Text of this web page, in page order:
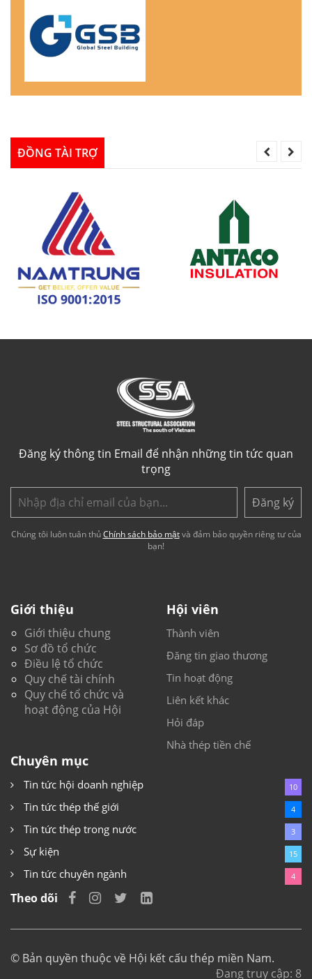
ĐỒNG TÀI TRỢ
Đăng ký thông tin Email để nhận những tin tức quan
trọng
Đăng ký
Chúng tôi luôn tuân thủChính sách bảo mậtvà đảm bảo quyền riêng tư của
bạn!
Giới thiệu
Giới thiệu chung
Sơ đồ tổ chức
Điều lệ tổ chức
Quy chế tài chính
Quy chế tổ chức và
hoạt động của Hội
Hội viên
Thành viên
Đăng tin giao thương
Tin hoạt động
Liên kết khác
Hỏi đáp
Nhà thép tiền chế
Chuyên mục
Tin tức hội doanh nghiệp 10
Tin tức thép thế giới 4
Tin tức thép trong nước 3
Sự kiện 15
Tin tức chuyên ngành 4
Theo dõi
© Bản quyền thuộc về Hội kết cấu thép miền Nam.
Đang truy cập: 8